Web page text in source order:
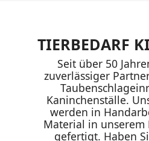
TIERBEDARF
Seit über 50
zuverlässiger
Kaninchenställe.
werden in
Material in
gefertigt. Haben